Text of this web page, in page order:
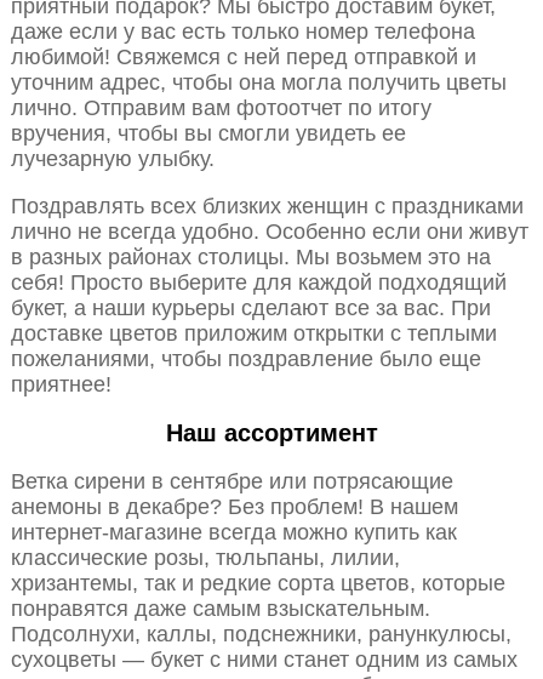
приятный подарок? Мы быстро доставим букет,
даже если у вас есть только номер телефона
любимой! Свяжемся с ней перед отправкой и
уточним адрес, чтобы она могла получить цветы
лично. Отправим вам фотоотчет по итогу
вручения, чтобы вы смогли увидеть ее
лучезарную улыбку.
Поздравлять всех близких женщин с праздниками
лично не всегда удобно. Особенно если они живут
в разных районах столицы. Мы возьмем это на
себя! Просто выберите для каждой подходящий
букет, а наши курьеры сделают все за вас. При
доставке цветов приложим открытки с теплыми
пожеланиями, чтобы поздравление было еще
приятнее!
Наш ассортимент
Ветка сирени в сентябре или потрясающие
анемоны в декабре? Без проблем! В нашем
интернет-магазине всегда можно купить как
классические розы, тюльпаны, лилии,
хризантемы, так и редкие сорта цветов, которые
понравятся даже самым взыскательным.
Подсолнухи, каллы, подснежники, ранункулюсы,
сухоцветы — букет с ними станет одним из самых